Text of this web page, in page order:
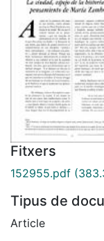
Fitxers
152955.pdf
Tipus de
Article